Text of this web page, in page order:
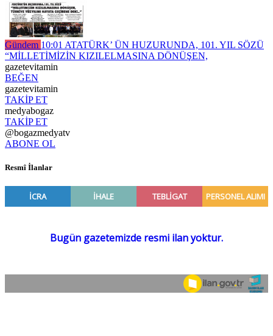
Gündem 10:01 ATATÜRK’ ÜN HUZURUNDA, 101. YIL SÖZÜ
“MİLLETİMİZİN KIZILELMASINA DÖNÜŞEN,
gazetevitamin
BEĞEN
gazetevitamin
TAKİP ET
medyabogaz
TAKİP ET
@bogazmedyatv
ABONE OL
Resmî İlanlar